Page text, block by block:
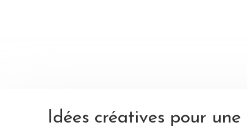
Idées créatives pour